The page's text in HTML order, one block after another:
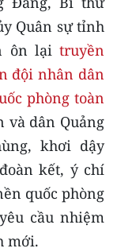
Quân sự tỉnh
ôn lại truyền
đội nhân dân
phòng toàn
và dân Quảng
khơi dậy
kết, ý chí
quốc phòng
cầu nhiệm
mới.